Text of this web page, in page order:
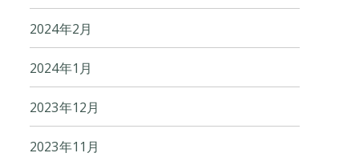
2024年2月
2024年1月
2023年12月
2023年11月